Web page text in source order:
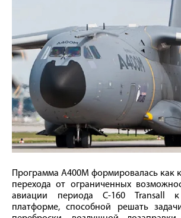
Программа A400M формировалась как
перехода от ограниченных
авиации периода C-160 Transall к
платформе, способной решать